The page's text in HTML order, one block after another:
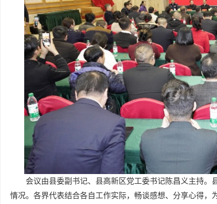
会议由县委副书记、县高新区党工委书记陈昌义主持。
情况。各界代表结合各自工作实际，畅谈感想、分享心得